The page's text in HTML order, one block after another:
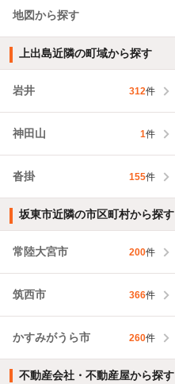
地図から探す
上出島近隣の町域から探す
岩井 312件
神田山 1件
沓掛 155件
坂東市近隣の市区町村から探す
常陸大宮市 200件
筑西市 366件
かすみがうら市 260件
不動産会社・不動産屋から探す